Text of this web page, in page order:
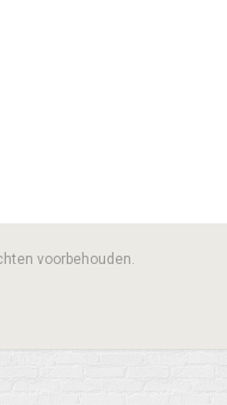
voorbehouden.